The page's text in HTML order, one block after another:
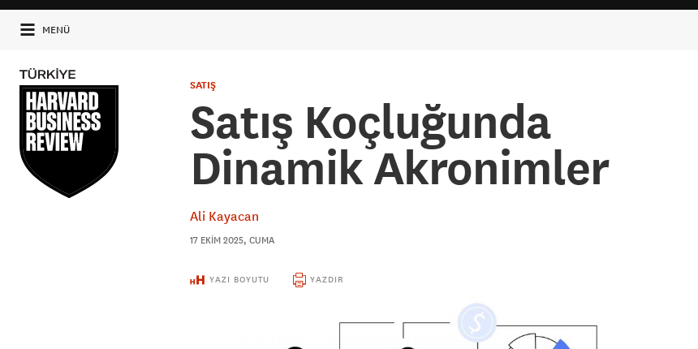
MENÜ
SATIŞ
Satış Koçluğunda
Dinamik Akronimler
Ali Kayacan
17 EKIM 2025, CUMA
YAZI BOYUTU YAZDIR